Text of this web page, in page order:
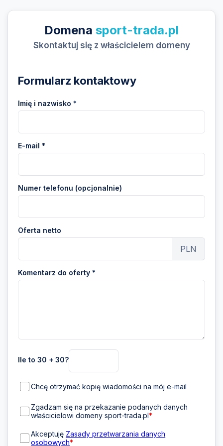
Domena sport-trada.pl
Skontaktuj się z właścicielem domeny
Formularz kontaktowy
Imię i nazwisko *
E-mail *
Numer telefonu (opcjonalnie)
Oferta netto
PLN
Komentarz do oferty *
Ile to 30 + 30?
Chcę otrzymać kopię wiadomości na mój e-mail
Zgadzam się na przekazanie podanych danych
właścicielowi domeny sport-trada.pl*
Akceptuję Zasady przetwarzania danych
osobowych*